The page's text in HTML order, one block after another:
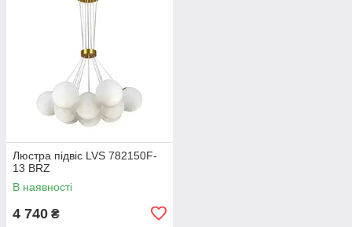
Люстра підвіс LVS 782150F-
13 BRZ
В наявності
4 740 ₴